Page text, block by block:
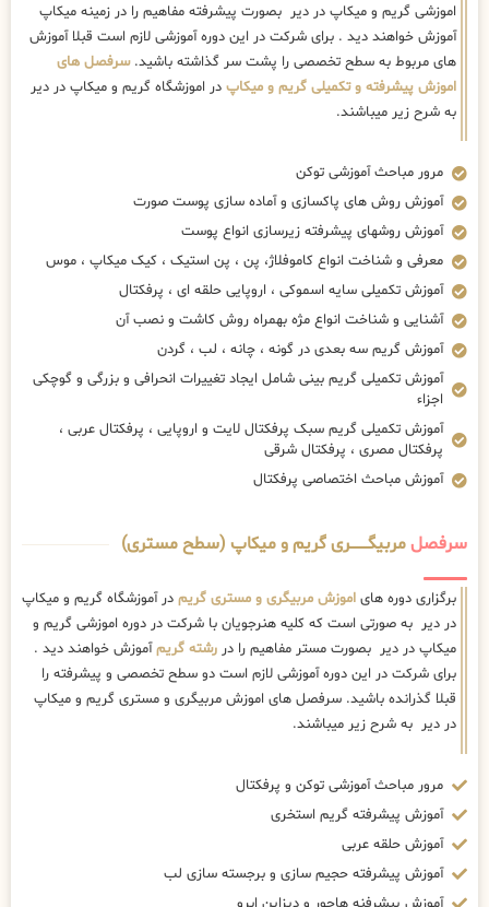
اموزشی گریم و میکاپ در دیر بصورت پیشرفته مفاهیم را در زمینه میکاپ
آموزش خواهند دید . برای شرکت در این دوره آموزشی لازم است قبلا آموزش
های مربوط به سطح تخصصی را پشت سر گذاشته باشید.سرفصل های
اموزش پیشرفته و تکمیلی گریم و میکاپ در اموزشگاه گریم و میکاپ در دیر
به شرح زیر میباشند.
مرور مباحث آموزشی توکن
آموزش روش های پاکسازی و آماده سازی پوست صورت
آموزش روشهای پیشرفته زیرسازی انواع پوست
معرفی و شناخت انواع کاموفلاژ، پن ، پن استیک ، کیک میکاپ ، موس
آموزش تکمیلی سایه اسموکی ، اروپایی حلقه ای ، پرفکتال
آشنایی و شناخت انواع مژه بهمراه روش کاشت و نصب آن
آموزش گریم سه بعدی در گونه ، چانه ، لب ، گردن
آموزش تکمیلی گریم بینی شامل ایجاد تغییرات انحرافی و بزرگی و گوچکی
اجزاء
آموزش تکمیلی گریم سبک پرفکتال لایت و اروپایی ، پرفکتال عربی ،
پرفکتال مصری ، پرفکتال شرقی
آموزش مباحث اختصاصی پرفکتال
سرفصلمربیگــــــــری گریم و میکاپ (سطح مستری)
برگزاری دوره های اموزش مربیگری و مستری گریم در آموزشگاه گریم و میکاپ
در دیر به صورتی است که کلیه هنرجویان با شرکت در دوره اموزشی گریم و
میکاپ در دیر بصورت مستر مفاهیم را در رشته گریمآموزش خواهند دید .
برای شرکت در این دوره آموزشی لازم است دو سطح تخصصی و پیشرفته را
قبلا گذرانده باشید. سرفصل های اموزش مربیگری و مستری گریم و میکاپ
در دیر به شرح زیر میباشند.
مرور مباحث آموزشی توکن و پرفکتال
آموزش پیشرفته گریم استخری
آموزش حلقه عربی
آموزش پیشرفته حجیم سازی و برجسته سازی لب